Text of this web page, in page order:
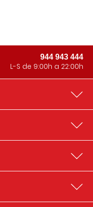
944 943 444
L-S de 9:00h a 22:00h